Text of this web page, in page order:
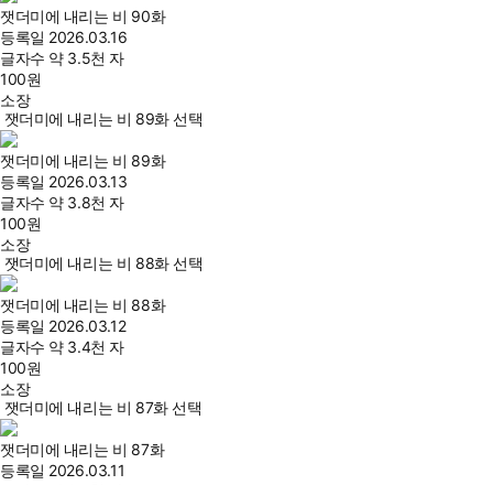
잿더미에 내리는 비 90화
등록일 2026.03.16
글자수 약 3.5천 자
100원
소장
잿더미에 내리는 비 89화 선택
잿더미에 내리는 비 89화
등록일 2026.03.13
글자수 약 3.8천 자
100원
소장
잿더미에 내리는 비 88화 선택
잿더미에 내리는 비 88화
등록일 2026.03.12
글자수 약 3.4천 자
100원
소장
잿더미에 내리는 비 87화 선택
잿더미에 내리는 비 87화
등록일 2026.03.11